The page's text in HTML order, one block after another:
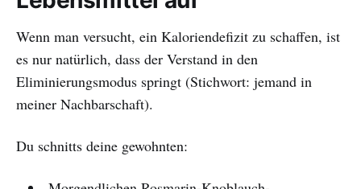
Wenn man versucht, ein Kaloriendefizit zu schaffen, ist
es nur natürlich, dass der Verstand in den
Eliminierungsmodus springt (Stichwort: jemand in
meiner Nachbarschaft).
Du schnitts deine gewohnten: